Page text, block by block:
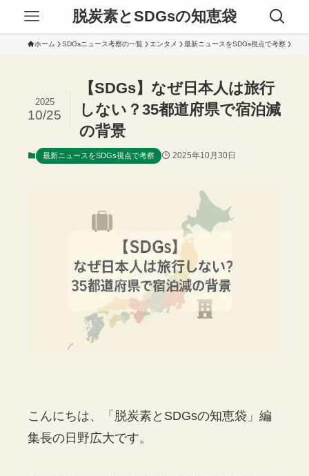
脱炭素とSDGsの知恵袋
ホーム SDGsニュース考察の一覧 エンタメ 最新ニュースをSDGs視点で考察
【SDGs】なぜ日本人は旅行
しない？35都道府県で宿泊減
の背景
2025
10/25
最新ニュースをSDGs視点で考察 2025年10月30日
こんにちは、「脱炭素とSDGsの知恵袋」編
集長の日野広大です。